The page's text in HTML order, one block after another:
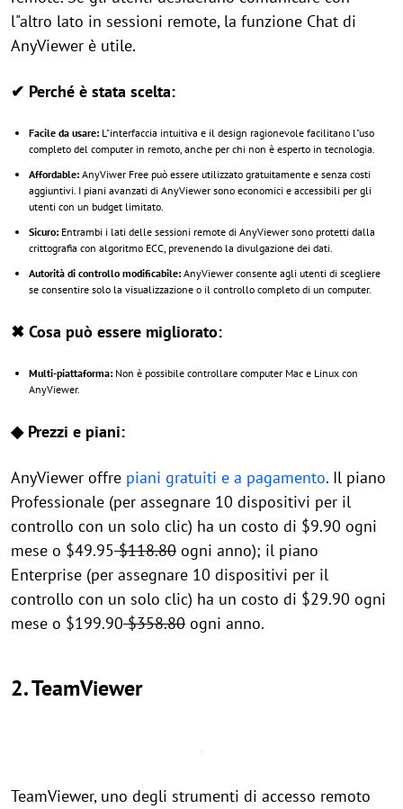
l"altro lato in sessioni remote, la funzione Chat di
AnyViewer è utile.
✔ Perché è stata scelta:
Facile da usare: L"interfaccia intuitiva e il design ragionevole facilitano l"uso
completo del computer in remoto, anche per chi non è esperto in tecnologia.
Affordable: AnyViwer Free può essere utilizzato gratuitamente e senza costi
aggiuntivi. I piani avanzati di AnyViewer sono economici e accessibili per gli
utenti con un budget limitato.
Sicuro: Entrambi i lati delle sessioni remote di AnyViewer sono protetti dalla
crittografia con algoritmo ECC, prevenendo la divulgazione dei dati.
Autorità di controllo modificabile: AnyViewer consente agli utenti di scegliere
se consentire solo la visualizzazione o il controllo completo di un computer.
✖ Cosa può essere migliorato:
Multi-piattaforma: Non è possibile controllare computer Mac e Linux con
AnyViewer.
◆ Prezzi e piani:
AnyViewer offre piani gratuiti e a pagamento. Il piano
Professionale (per assegnare 10 dispositivi per il
controllo con un solo clic) ha un costo di $9.90 ogni
mese o $49.95$118.80 ogni anno); il piano
Enterprise (per assegnare 10 dispositivi per il
controllo con un solo clic) ha un costo di $29.90 ogni
mese o $199.90$358.80 ogni anno.
2. TeamViewer
TeamViewer, uno degli strumenti di accesso remoto